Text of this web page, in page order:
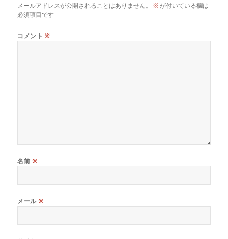
メールアドレスが公開されることはありません。 ※が付いている欄は
必須項目です
コメント ※
名前 ※
メール※